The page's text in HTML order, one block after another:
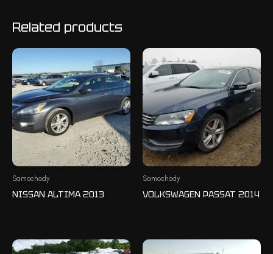
Related products
Samochody
NISSAN ALTIMA 2013
Samochody
VOLKSWAGEN PASSAT 2014